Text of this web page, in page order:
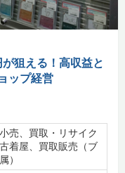
狙える！高収益と
ップ経営
売、買取・リサイク
着屋、買取販売（ブ
）